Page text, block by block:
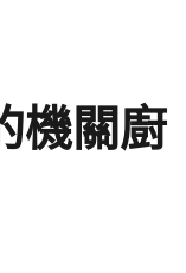
機關廚